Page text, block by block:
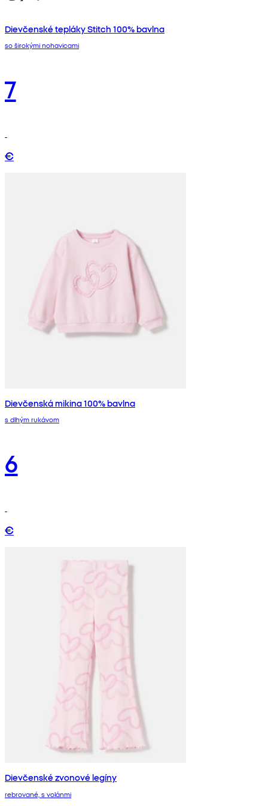
Dievčenské tepláky Stitch 100% bavlna
so širokými nohavicami
7
€
Dievčenská mikina 100% bavlna
s dlhým rukávom
6
€
Dievčenské zvonové legíny
rebrované, s volánmi